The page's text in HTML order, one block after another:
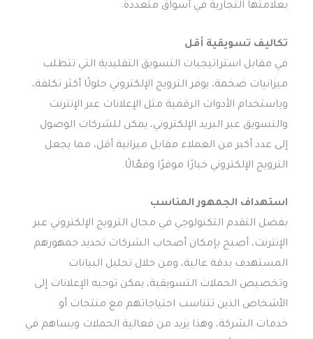
بعلامتها التجارية في أسواق متعددة.
تكاليف تسويقية أقل
في مقابل استراتيجيات التسويق التقليدية التي تتطلب
ميزانيات ضخمة، يوفر الترويج الإلكتروني حلولًا أكثر تكلفة،
وباستخدام الأدوات الرقمية مثل الإعلانات عبر الإنترنت
والتسويق عبر البريد الإلكتروني، يمكن للشركات الوصول
إلى عدد أكبر من العملاء مقابل ميزانية أقل، مما يجعل
الترويج الإلكتروني خيارًا موفرًا وفعّالًا.
استهداف الجمهور المناسب
بفضل التقدم التكنولوجي في مجال الترويج الإلكتروني عبر
الإنترنت، أصبح بإمكان أصحاب الشركات تحديد جمهورهم
المستهدف بدقة عالية، ومن خلال تحليل البيانات
وتخصيص الحملات التسويقية، يمكن توجيه الإعلانات إلى
الأشخاص الذين تتناسب احتياجاتهم مع منتجات أو
خدمات الشركة، وهذا يزيد من فعالية الحملات ويساهم في